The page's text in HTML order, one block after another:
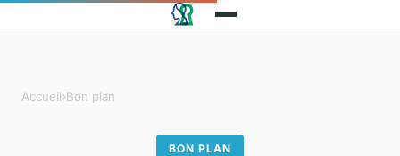
Accueil›Bon plan
BON PLAN